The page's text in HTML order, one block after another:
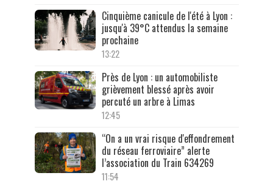
Cinquième canicule de l'été à Lyon :
jusqu'à 39°C attendus la semaine
prochaine
13:22
Près de Lyon : un automobiliste
grièvement blessé après avoir
percuté un arbre à Limas
12:45
“On a un vrai risque d'effondrement
du réseau ferroviaire” alerte
l’association du Train 634269
11:54